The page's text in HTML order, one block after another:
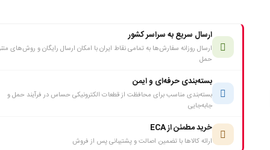
ارسال سریع به سراسر کشور
ارسال روزانه سفارش‌ها به تمامی نقاط ایران با امکان ارسال رایگان و روش‌های
حمل
بسته‌بندی حرفه‌ای و ایمن
بسته‌بندی مناسب برای محافظت از قطعات الکترونیکی حساس در فرآیند حمل و
جابه‌جایی
خرید مطمئن از ECA
ارائه کالاها با تضمین اصالت و پشتیبانی پس از فروش